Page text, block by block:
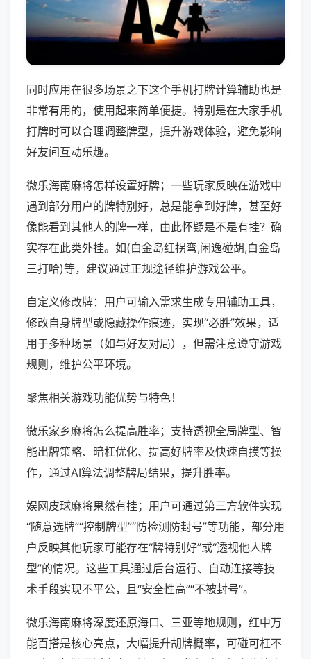
同时应用在很多场景之下这个手机打牌计算辅助也是
非常有用的，使用起来简单便捷。特别是在大家手机
打牌时可以合理调整牌型，提升游戏体验，避免影响
好友间互动乐趣。
微乐海南麻将怎样设置好牌；一些玩家反映在游戏中
遇到部分用户的牌特别好，总是能拿到好牌，甚至好
像能看到其他人的牌一样，由此怀疑是不是有挂？确
实存在此类外挂。如(白金岛红拐弯,闲逸碰胡,白金岛
三打哈)等，建议通过正规途径维护游戏公平。
自定义修改牌：用户可输入需求生成专用辅助工具，
修改自身牌型或隐藏操作痕迹，实现“必胜”效果，适
用于多种场景（如与好友对局），但需注意遵守游戏
规则，维护公平环境。
聚焦相关游戏功能优势与特色！
微乐家乡麻将怎么提高胜率；支持透视全局牌型、智
能出牌策略、暗杠优化、提高好牌率及快速自摸等操
作，通过AI算法调整牌局结果，提升胜率。
娱网皮球麻将果然有挂；用户可通过第三方软件实现
“随意选牌”“控制牌型”“防检测防封号”等功能，部分用
户反映其他玩家可能存在“牌特别好”或“透视他人牌
型”的情况。这些工具通过后台运行、自动连接等技
术手段实现不平公，且“安全性高”“不被封号”。
微乐海南麻将深度还原海口、三亚等地规则，红中万
能百搭是核心亮点，大幅提升胡牌概率，可碰可杠不